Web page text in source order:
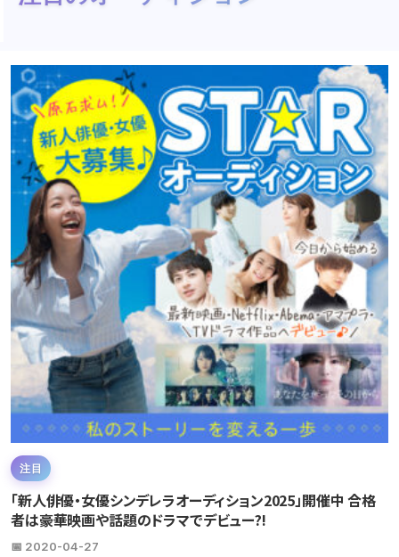
注目
「新人俳優・女優シンデレラオーディション2025」開催中 合格
者は豪華映画や話題のドラマでデビュー?!
📅 2020-04-27